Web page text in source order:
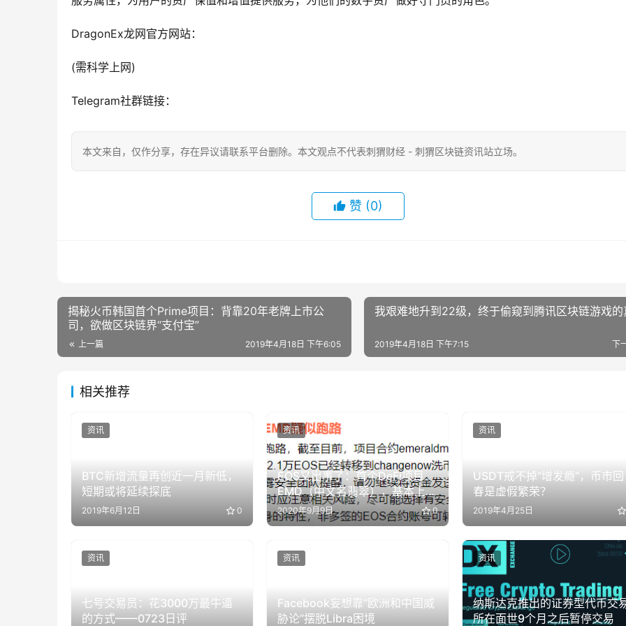
DragonEx龙网官方网站：
(需科学上网)
Telegram社群链接：
本文来自 ，仅作分享，存在异议请联系平台删除。本文观点不代表刺猬财经 - 刺猬区块链资讯站立场。
赞 (0)
揭秘火币韩国首个Prime项目：背靠20年老牌上市公
司，欲做区块链界“支付宝”
上一篇 2019年4月18日 下午6:05
我艰难地升到22级，终于偷窥到腾讯区块链游戏的
下
2019年4月18日 下午7:15
相关推荐
BTC新增流量再创近一月新低，
短期或将延续探底
2019年6月12日 0
资讯
EOS又出事了：首个DeFi项目
EMD（中文名翡翠），基本上宣
告跑路了
2020年9月9日 0
资讯
USDT戒不掉“增发瘾”，币市回
春是虚假繁荣？
2019年4月25日
资讯
七号交易员：花3000万最牛逼
的方式——0723日评
资讯
Facebook妄想靠“欧洲和中国威
胁论”摆脱Libra困境
资讯
纳斯达克推出的证券型代币交
所在面世9个月之后暂停交易
资讯